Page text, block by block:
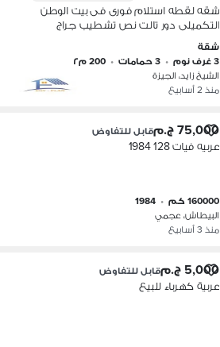
شقه لقطه استلام فورى فى بيت الوطن
التكميلى دور تالت نص تشطيب جراج
مخزن خاص تسهيلات سنتين بجوار ماونتن
فيووسوديك خلف مول العرب
شقة
3 غرف نوم
• 3 حمامات • 200 م٢
الشيخ زايد، الجيزة
منذ 2 أسابيع
75,000 ج.م قابل للتفاوض
عربيه فيات 128 1984
160000 كم •
1984
البيطاش، عجمي
منذ 3 أسابيع
5,000 ج.م قابل للتفاوض
عربية كهرباء للبيع